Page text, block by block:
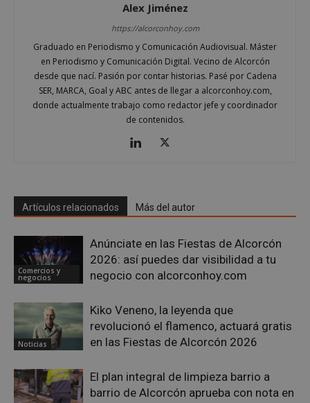
Alex Jiménez
https://alcorconhoy.com
Graduado en Periodismo y Comunicación Audiovisual. Máster
en Periodismo y Comunicación Digital. Vecino de Alcorcón
desde que nací. Pasión por contar historias. Pasé por Cadena
SER, MARCA, Goal y ABC antes de llegar a alcorconhoy.com,
donde actualmente trabajo como redactor jefe y coordinador
de contenidos.
Artículos relacionados Más del autor
Comercios y
negocios
Anúnciate en las Fiestas de Alcorcón
2026: así puedes dar visibilidad a tu
negocio con alcorconhoy.com
Noticias
Kiko Veneno, la leyenda que
revolucionó el flamenco, actuará gratis
en las Fiestas de Alcorcón 2026
El plan integral de limpieza barrio a
barrio de Alcorcón aprueba con nota en
.spotify.com
VISITOR_PRIVACY_METADATA
sp_t
Spotify Inc.
1 año